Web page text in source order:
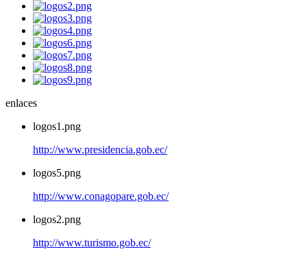
enlaces
logos1.png
http://www.presidencia.gob.ec/
logos5.png
http://www.conagopare.gob.ec/
logos2.png
http://www.turismo.gob.ec/